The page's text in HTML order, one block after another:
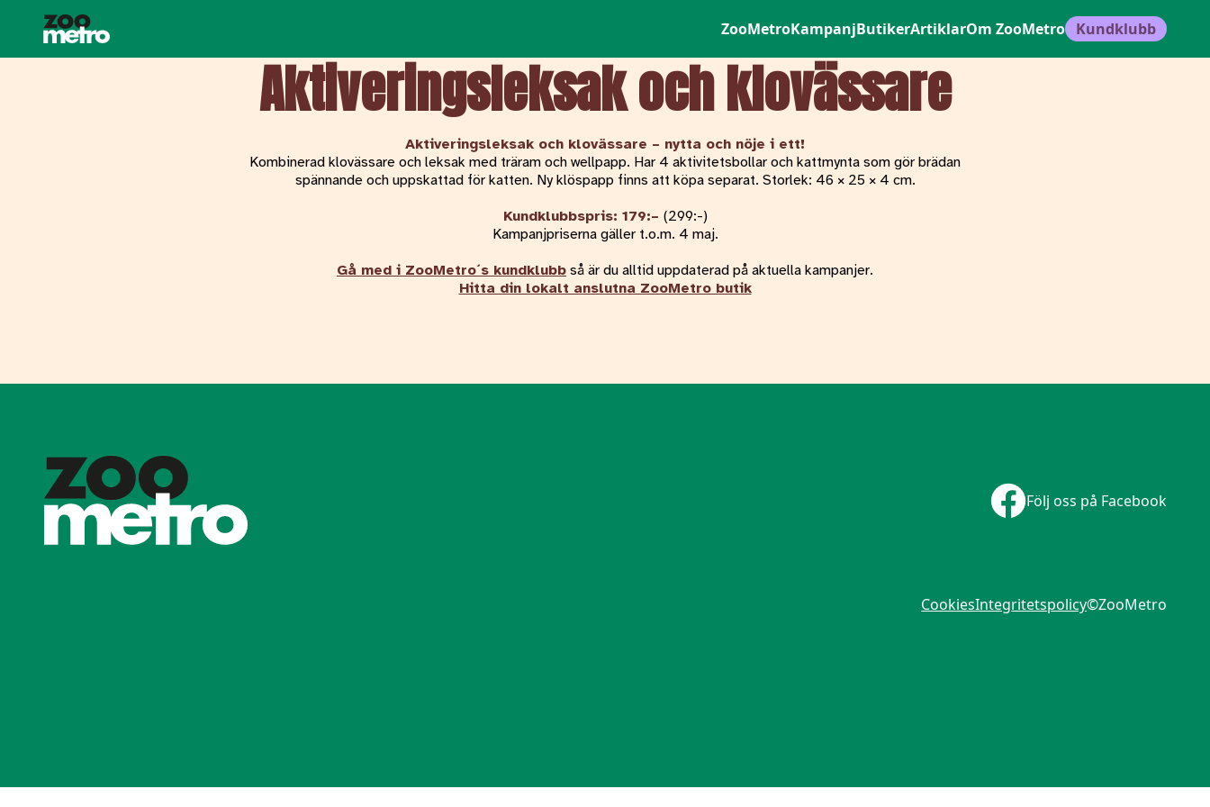
ZooMetroKampanjButikerArtiklarOm ZooMetro Kundklubb
Aktiveringsleksak och klovässare
Aktiveringsleksak och klovässare – nytta och nöje i ett!
Kombinerad klovässare och leksak med träram och wellpapp. Har 4 aktivitetsbollar och kattmynta som gör brädan
spännande och uppskattad för katten. Ny klöspapp finns att köpa separat. Storlek: 46 × 25 × 4 cm.
Kundklubbspris: 179:– (299:-)
Kampanjpriserna gäller t.o.m. 4 maj.
Gå med i ZooMetro´s kundklubb så är du alltid uppdaterad på aktuella kampanjer.
Hitta din lokalt anslutna ZooMetro butik
Följ oss på Facebook
CookiesIntegritetspolicy©ZooMetro